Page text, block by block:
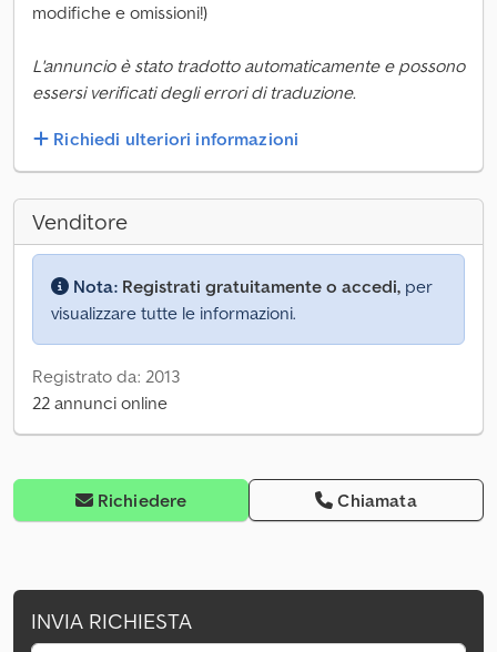
modifiche e omissioni!)
L'annuncio è stato tradotto automaticamente e possono
essersi verificati degli errori di traduzione.
Richiedi ulteriori informazioni
Venditore
Nota: Registrati gratuitamente o accedi, per
visualizzare tutte le informazioni.
Registrato da: 2013
22 annunci online
Richiedere Chiamata
INVIA RICHIESTA